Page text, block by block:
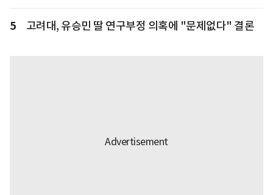
5 고려대, 유승민 딸 연구부정 의혹에 "문제없다" 결론